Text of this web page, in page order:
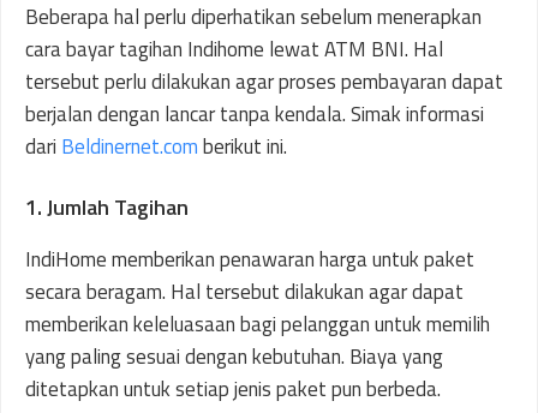
Beberapa hal perlu diperhatikan sebelum menerapkan
cara bayar tagihan Indihome lewat ATM BNI. Hal
tersebut perlu dilakukan agar proses pembayaran dapat
berjalan dengan lancar tanpa kendala. Simak informasi
dari Beldinernet.comberikut ini.
1. Jumlah Tagihan
IndiHome memberikan penawaran harga untuk paket
secara beragam. Hal tersebut dilakukan agar dapat
memberikan keleluasaan bagi pelanggan untuk memilih
yang paling sesuai dengan kebutuhan. Biaya yang
ditetapkan untuk setiap jenis paket pun berbeda.